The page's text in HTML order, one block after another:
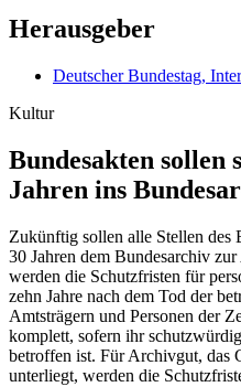
Herausgeber
Deutscher Bundestag,
Kultur
Bundesakten sollen
Jahren ins
Zukünftig sollen alle Stellen des
30 Jahren dem Bundesarchiv
werden die Schutzfristen für
zehn Jahre nach dem Tod der
Amtsträgern und Personen der
komplett, sofern ihr
betroffen ist. Für Archivgut, das
unterliegt, werden die